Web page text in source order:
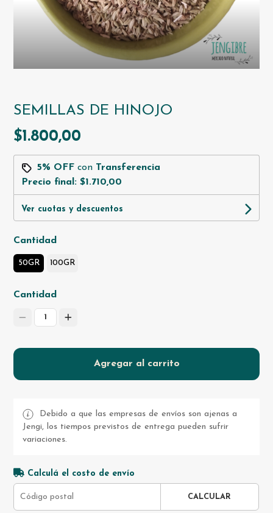
SEMILLAS DE HINOJO
$1.800,00
5% OFF con Transferencia
Precio final:$1.710,00
Ver cuotas y descuentos
Cantidad
50GR 100GR
Cantidad
1
Agregar al carrito
Debido a que las empresas de envíos son ajenas a
Jengi, los tiempos previstos de entrega pueden sufrir
variaciones.
Calculá el costo de envío
CALCULAR